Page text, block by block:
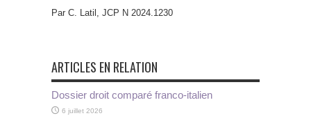
Par C. Latil, JCP N 2024.1230
ARTICLES EN RELATION
Dossier droit comparé franco-italien
6 juillet 2026